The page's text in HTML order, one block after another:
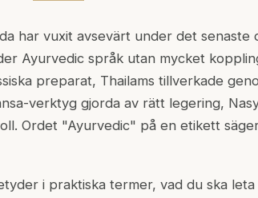
har vuxit avsevärt under det senaste
Ayurvedic språk utan mycket
preparat, Thailams tillverkade
verktyg gjorda av rätt legering,
Ordet "Ayurvedic" på en etikett
i praktiska termer, vad du ska